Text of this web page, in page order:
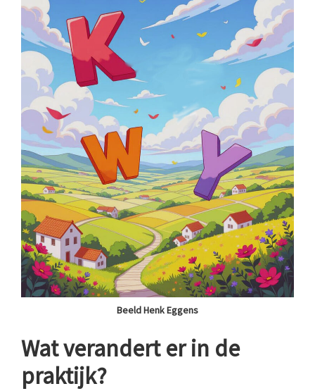
Beeld Henk Eggens
Wat verandert er in de
praktijk?